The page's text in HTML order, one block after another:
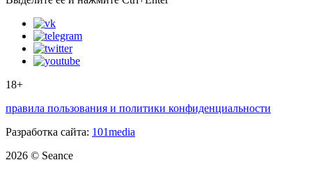
18+
правила пользования и политики конфиденциальности
Разработка сайта: 101media
2026 © Seance